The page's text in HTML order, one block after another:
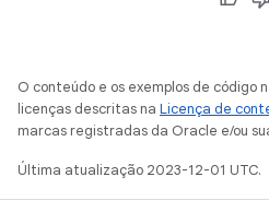
O conteúdo e os exemplos de código
licenças descritas na Licença de
marcas registradas da Oracle e/ou
Última atualização 2023-12-01 UTC.